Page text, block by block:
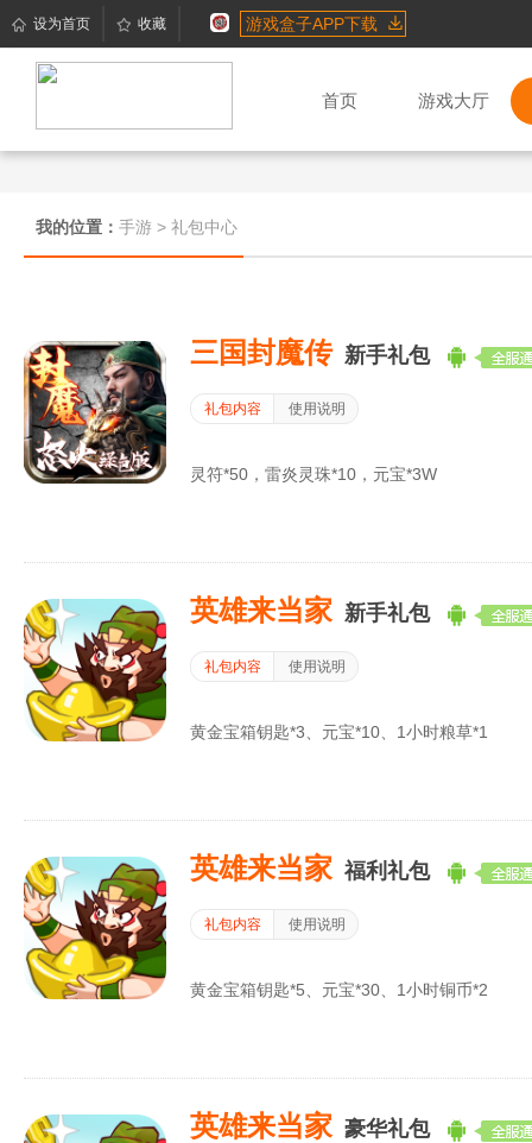
设为首页 收藏 游戏盒子APP下载
首页 游戏大厅
我的位置： 手游 > 礼包中心
三国封魔传 新手礼包
礼包内容 使用说明
灵符*50，雷炎灵珠*10，元宝*3W
英雄来当家 新手礼包
礼包内容 使用说明
黄金宝箱钥匙*3、元宝*10、1小时粮草*1
英雄来当家 福利礼包
礼包内容 使用说明
黄金宝箱钥匙*5、元宝*30、1小时铜币*2
英雄来当家 豪华礼包